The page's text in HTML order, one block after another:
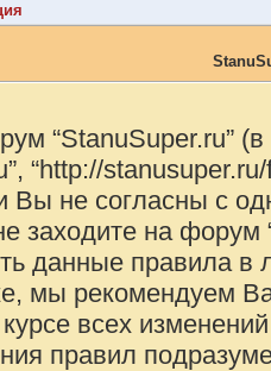
“StanuSuper.ru”
“http://
Вы не согласны с
заходите на
данные правила
мы рекомендуем
всех
правил